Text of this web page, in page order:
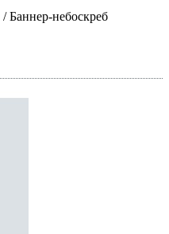
/ Баннер-небоскреб